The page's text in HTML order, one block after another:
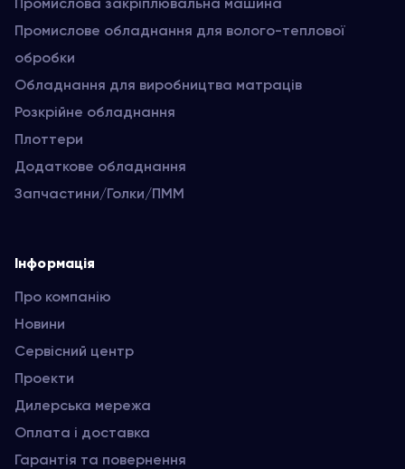
Промислове обладнання для волого-теплової
обробки
Обладнання для виробництва матраців
Розкрійне обладнання
Плоттери
Додаткове обладнання
Запчастини/Голки/ПММ
Інформація
Про компанію
Новини
Сервісний центр
Проекти
Дилерська мережа
Оплата і доставка
Гарантія та повернення